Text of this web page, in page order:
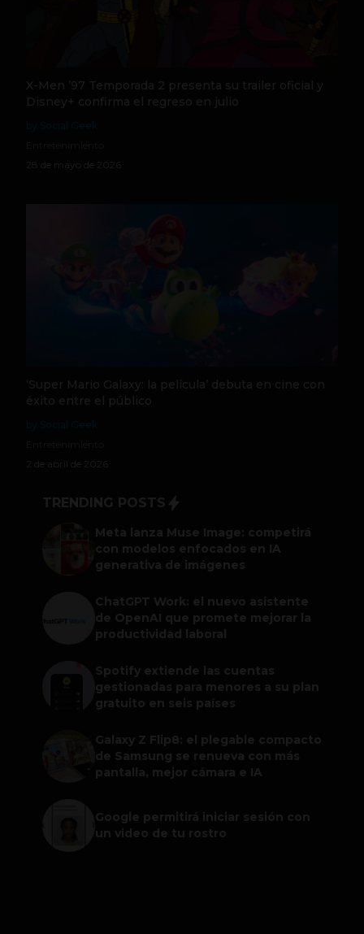
X-Men ’97 Temporada 2 presenta su trailer oficial y
Disney+ confirma el regreso en julio
28 de mayo de 2026
‘Super Mario Galaxy: la película’ debuta en cine con
éxito entre el público
2 de abril de 2026
TRENDING POSTS
Meta lanza Muse Image: competirá
con modelos enfocados en IA
generativa de imágenes
ChatGPT Work: el nuevo asistente
de OpenAI que promete mejorar la
productividad laboral
Spotify extiende las cuentas
gestionadas para menores a su plan
gratuito en seis países
Galaxy Z Flip8: el plegable compacto
de Samsung se renueva con más
pantalla, mejor cámara e IA
Google permitirá iniciar sesión con
un video de tu rostro